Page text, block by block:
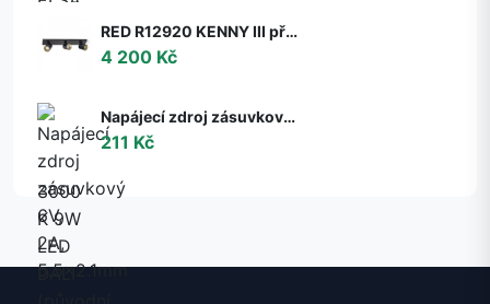
RED R12920 KENNY III přisazená černá/zlatá 230V GU10 3x35W - RED - DESIGN RENDL
4 200 Kč
Napájecí zdroj zásuvkový 6V, 2A, 5.5x2.1mm
211 Kč